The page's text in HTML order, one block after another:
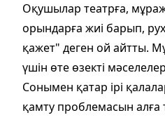
Оқушылар театрға,
орындарға жиі барып,
қажет" деген ой айтты.
үшін өте өзекті
Сонымен қатар ірі
қамту проблемасын алға